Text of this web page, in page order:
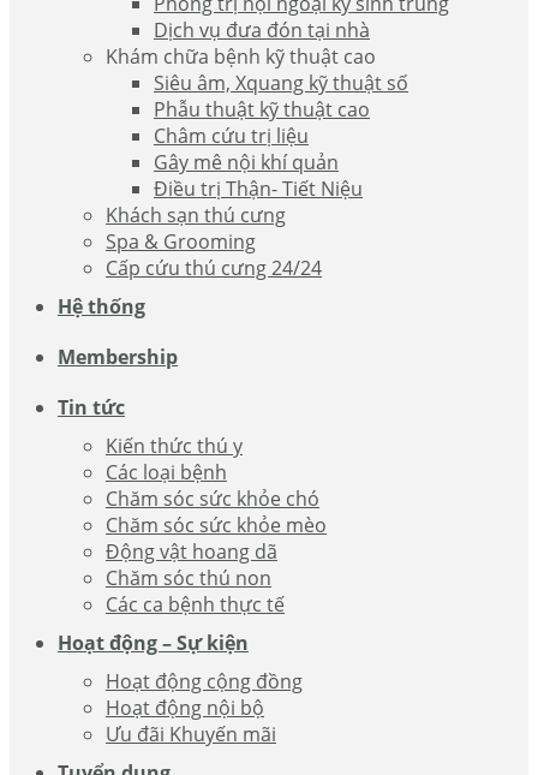
Dịch vụ đưa đón tại nhà
Khám chữa bệnh kỹ thuật cao
Siêu âm, Xquang kỹ thuật số
Phẫu thuật kỹ thuật cao
Châm cứu trị liệu
Gây mê nội khí quản
Điều trị Thận- Tiết Niệu
Khách sạn thú cưng
Spa & Grooming
Cấp cứu thú cưng 24/24
Hệ thống
Membership
Tin tức
Kiến thức thú y
Các loại bệnh
Chăm sóc sức khỏe chó
Chăm sóc sức khỏe mèo
Động vật hoang dã
Chăm sóc thú non
Các ca bệnh thực tế
Hoạt động – Sự kiện
Hoạt động cộng đồng
Hoạt động nội bộ
Ưu đãi Khuyến mãi